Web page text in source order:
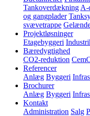
Tankoverdækning
og gangplader
svævetrappe
Projektløsninger
Etagebyggeri
Bæredygtighed
CO2-reduktion
Referencer
Anlæg Byggeri
Brochurer
Anlæg Byggeri
Kontakt
Administration Salg